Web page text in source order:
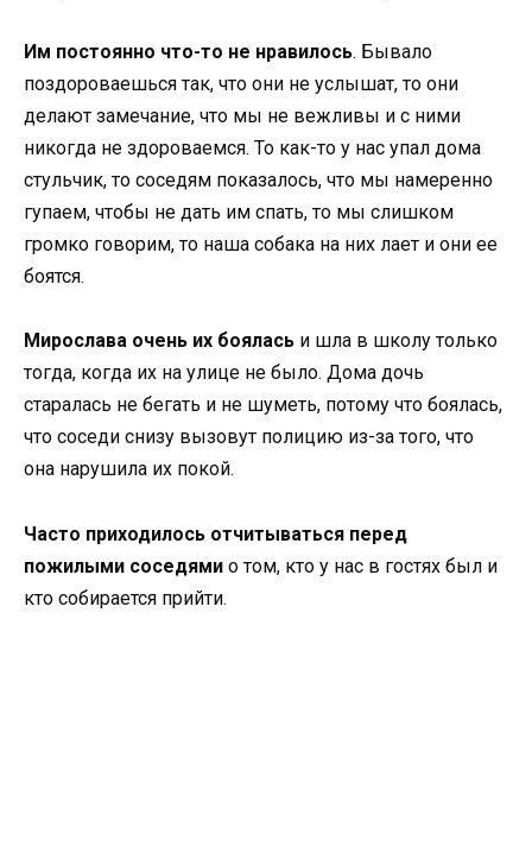
Им постоянно что-то не нравилось. Бывало
поздороваешься так, что они не услышат, то они
делают замечание, что мы не вежливы и с ними
никогда не здороваемся. То как-то у нас упал дома
стульчик, то соседям показалось, что мы намеренно
гупаем, чтобы не дать им спать, то мы слишком
громко говорим, то наша собака на них лает и они ее
боятся.
Мирослава очень их боялась и шла в школу только
тогда, когда их на улице не было. Дома дочь
старалась не бегать и не шуметь, потому что боялась,
что соседи снизу вызовут полицию из-за того, что
она нарушила их покой.
Часто приходилось отчитываться перед
пожилыми соседями о том, кто у нас в гостях был и
кто собирается прийти.